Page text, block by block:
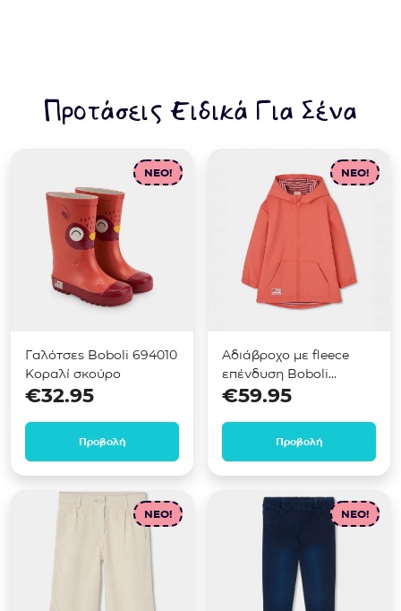
Προτάσεις Ειδικά Για Σένα
NEO!
Γαλότσες Boboli 694010
Κοραλί σκούρο
€32.95
Προβολή
NEO!
Αδιάβροχο με fleece
επένδυση Boboli
694009 Κοραλί σκούρο
€59.95
Προβολή
NEO! NEO!